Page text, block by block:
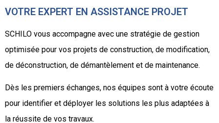
VOTRE EXPERT EN ASSISTANCE PROJET
SCHILO vous accompagne avec une stratégie de gestion
optimisée pour vos projets de construction, de modification,
de déconstruction, de démantèlement et de maintenance.
Dès les premiers échanges, nos équipes sont à votre écoute
pour identifier et déployer les solutions les plus adaptées à
la réussite de vos travaux.